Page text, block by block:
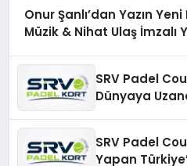
Onur Şanlı’dan Yazın
Müzik & Nihat Ulaş İmzalı
SRV Padel
Dünyaya
SRV Padel
Yapan